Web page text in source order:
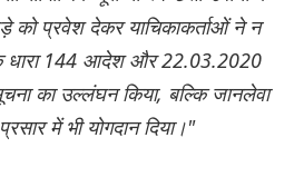
को प्रवेश देकर याचिकाकर्ताओं ने न
144 आदेश और 22.03.2020
का उल्लंघन किया, बल्कि जानलेवा
में भी योगदान दिया।"